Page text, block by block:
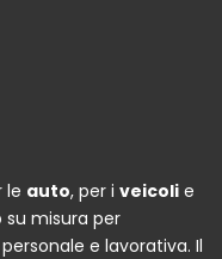
le auto, per i veicoli e
misura per
e lavorativa. Il